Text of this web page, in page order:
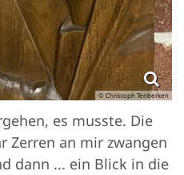
© Christoph Tenberken
es musste. Die
Zerren an mir zwangen
dann ... ein Blick in die